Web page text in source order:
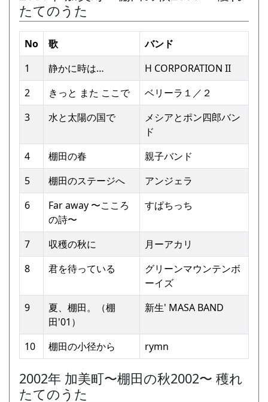
たてのうた
No 歌
バンド
1
静かに時は…
H CORPORATION II
2
きっと また ここで
ベリーラ１／２
3
⽔と太陽の国で
メシアとポン四郎バン
ド
4
棚⽥の春
親⼦バンド
5
棚⽥のステージへ
アンジェラ
6
Far away 〜こころ
の詩〜
すぱちっち
7 収穫の秋に
⽉ーアカリ
8
君を待っている
グリーンマウンテンボ
ーイズ
9
夏、棚⽥。（棚
⽥'01）
新⽣' MASA BAND
10 棚⽥の⼩径から rymn
2002年 加美町〜棚⽥の秋2002〜 穫れ
たてのうた